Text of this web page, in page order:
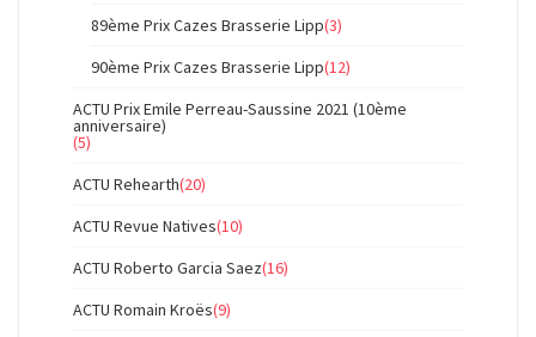
89ème Prix Cazes Brasserie Lipp(3)
90ème Prix Cazes Brasserie Lipp(12)
ACTU Prix Emile Perreau-Saussine 2021 (10ème
anniversaire)
(5)
ACTU Rehearth(20)
ACTU Revue Natives(10)
ACTU Roberto Garcia Saez(16)
ACTU Romain Kroës(9)